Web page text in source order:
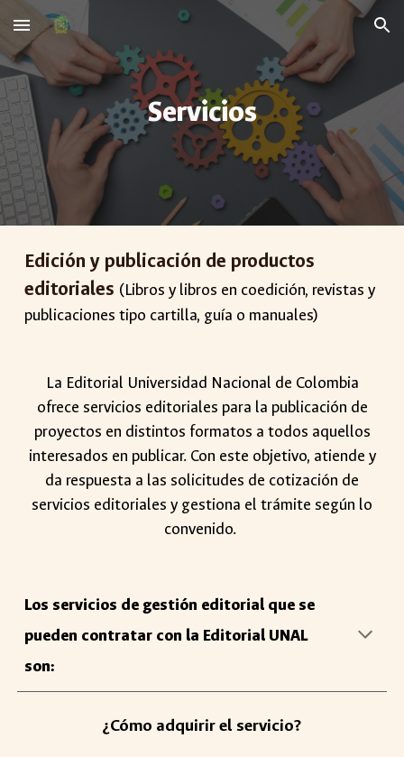
Skip to main content Skip to navigation
Servicios
Edición y publicación de productos
editoriales (Libros y libros en coedición, revistas y
publicaciones tipo cartilla, guía o manuales)
La Editorial Universidad Nacional de Colombia
ofrece servicios editoriales para la publicación de
proyectos en distintos formatos a todos aquellos
interesados en publicar. Con este objetivo, atiende y
da respuesta a las solicitudes de cotización de
servicios editoriales y gestiona el trámite según lo
convenido.
Los servicios de gestión editorial que se
pueden contratar con la Editorial UNAL
son:
¿Cómo adquirir el servicio?